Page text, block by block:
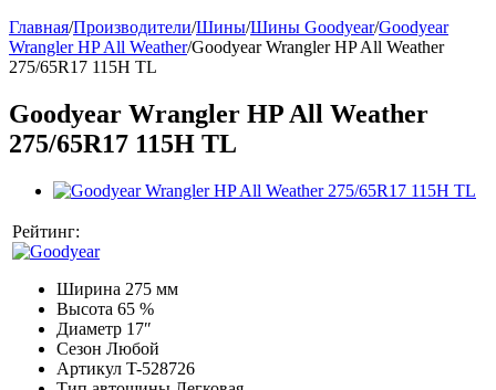
Главная/Производители/Шины/Шины Goodyear/Goodyear
Wrangler HP All Weather/Goodyear Wrangler HP All Weather
275/65R17 115H TL
Goodyear Wrangler HP All Weather
275/65R17 115H TL
Рейтинг:
Ширина 275 мм
Высота 65 %
Диаметр 17″
Сезон Любой
Артикул T-528726